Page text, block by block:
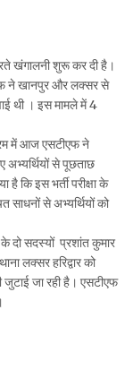
खंगालनी शुरू कर दी है।
ने खानपुर और लक्सर से
थी । इस मामले में 4
में आज एसटीएफ ने
अभ्यर्थियों से पूछताछ
कि इस भर्ती परीक्षा के
साधनों से अभ्यर्थियों को
के दो सदस्यों प्रशांत कुमार
लक्सर हरिद्वार को
जुटाई जा रही है। एसटीएफ